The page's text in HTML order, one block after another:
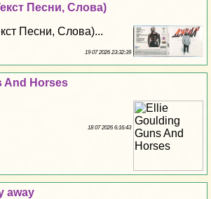
Песни, Слова)
Песни, Слова)...
19 07 2026 23:32:39
And Horses
18 07 2026 6:16:43
away